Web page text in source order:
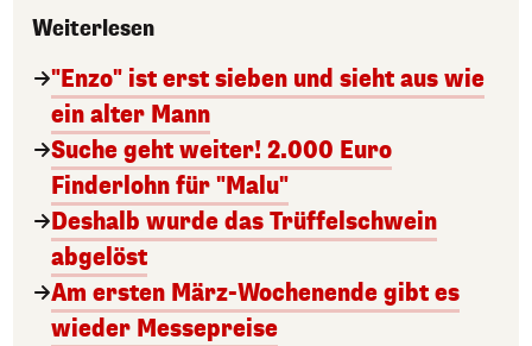
Weiterlesen
"Enzo" ist erst sieben und sieht aus wie
ein alter Mann
Suche geht weiter! 2.000 Euro
Finderlohn für "Malu"
Deshalb wurde das Trüffelschwein
abgelöst
Am ersten März-Wochenende gibt es
wieder Messepreise